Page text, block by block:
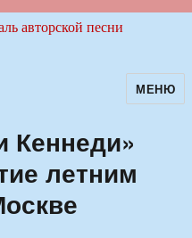
авторскойМЕНЮ
Кеннеди»
летним